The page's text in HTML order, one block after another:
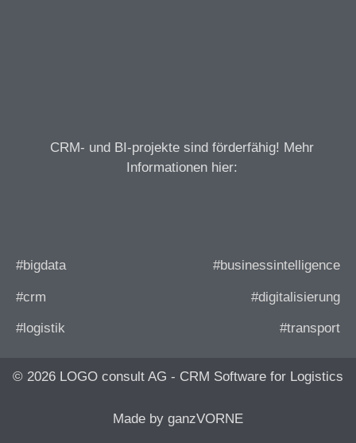
CRM- und BI-projekte sind förderfähig! Mehr
Informationen hier:
#bigdata #businessintelligence
#crm #digitalisierung
#logistik #transport
© 2026 LOGO consult AG - CRM Software for Logistics
Made by ganzVORNE